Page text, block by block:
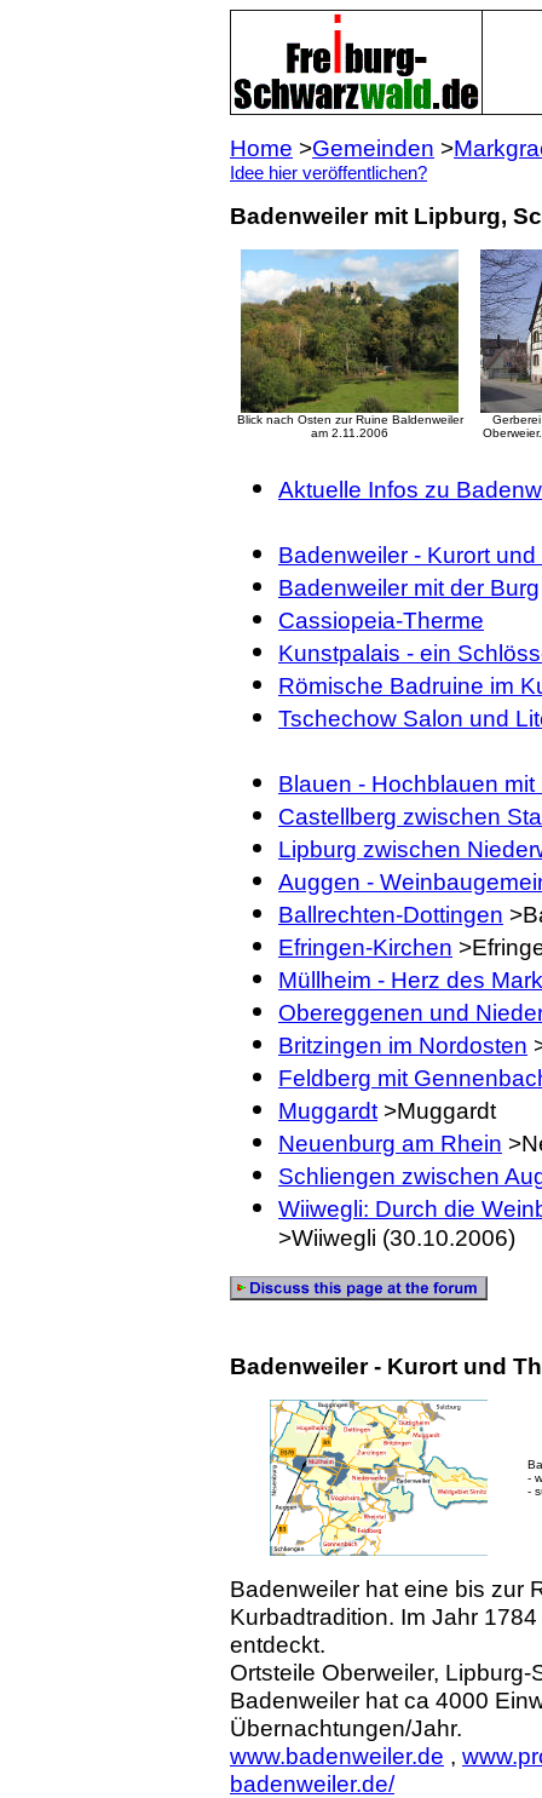
Home >Gemeinden >
Idee hier veröffentlichen?
Badenweiler mit Lipburg,
Blick nach Osten zur Ruine Baldenweiler
am 2.11.2006
Aktuelle Infos zu
Badenweiler - Kurort
Badenweiler mit der Burg
Cassiopeia-Therme
Kunstpalais - ein
Römische Badruine im
Tschechow Salon und
Blauen - Hochblauen
Castellberg zwischen
Lipburg zwischen
Auggen -
Ballrechten-Dottingen
Efringen-Kirchen
Müllheim - Herz des
Obereggenen und
Britzingen im Nordosten
Feldberg mit
Muggardt >Muggardt
Neuenburg am Rhein
Schliengen zwischen
Wiiwegli: Durch die
>Wiiwegli (30.10.2006)
Badenweiler - Kurort und
-
-
Badenweiler hat eine bis zur
Kurbadtradition. Im Jahr
entdeckt.
Ortsteile Oberweiler,
Badenweiler hat ca 4000
Übernachtungen/Jahr.
www.badenweiler.de ,
badenweiler.de/